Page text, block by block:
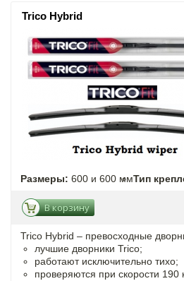
Trico Hybrid
Размеры: 600 и 600 ммТип
В корзину
Trico Hybrid – превосходные
лучшие дворники Trico;
работают исключительно тихо;
проверяются при скорости 190